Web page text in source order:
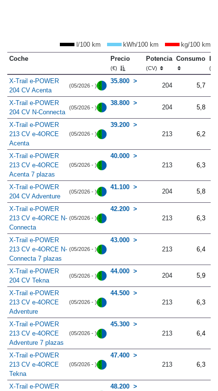
l/100 km kWh/100 km
kg/100 km
Coche
Precio
(€)
Potencia
(CV)
Consumo
X-Trail e-POWER
204 CV Acenta
(05/2026 - )
35.800
204 5,7
X-Trail e-POWER
204 CV N-Connecta
(05/2026 - )
38.800
204 5,8
X-Trail e-POWER
213 CV e-4ORCE
Acenta
(05/2026 - )
39.200
213
6,2
X-Trail e-POWER
213 CV e-4ORCE
Acenta 7 plazas
(05/2026 - )
40.000
213
6,3
X-Trail e-POWER
204 CV Adventure
(05/2026 - )
41.100
204 5,8
X-Trail e-POWER
213 CV e-4ORCE N-
Connecta
(05/2026 - )
42.200
213
6,3
X-Trail e-POWER
213 CV e-4ORCE N-
Connecta 7 plazas
(05/2026 - )
43.000
213
6,4
X-Trail e-POWER
204 CV Tekna
(05/2026 - )
44.000
204 5,9
X-Trail e-POWER
213 CV e-4ORCE
Adventure
(05/2026 - )
44.500
213
6,3
X-Trail e-POWER
213 CV e-4ORCE
Adventure 7 plazas
(05/2026 - )
45.300
213
6,4
X-Trail e-POWER
213 CV e-4ORCE
Tekna
(05/2026 - )
47.400
213
6,3
X-Trail e-POWER
48.200